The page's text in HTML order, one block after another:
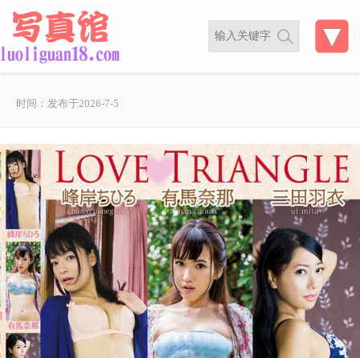
时间：发布于2026-7-5